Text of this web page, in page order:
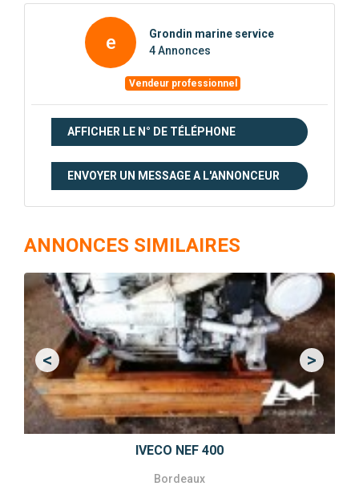
e
Grondin marine service
4 Annonces
Vendeur professionnel
AFFICHER LE N° DE TÉLÉPHONE
ENVOYER UN MESSAGE A L'ANNONCEUR
ANNONCES SIMILAIRES
IVECO NEF 400
Bordeaux
<Previous >Next